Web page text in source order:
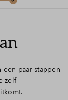
een paar stappen
zelf